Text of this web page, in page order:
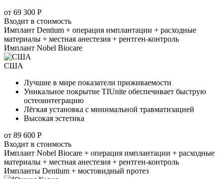
от 69 300 Р
Входит в стоимость
Имплант Dentium + операция имплантации + расходные
материалы + местная анестезия + рентген-контроль
Имплант Nobel Biocare
США
Лучшие в мире показатели приживаемости
Уникальное покрытие TIUnite обеспечивает быструю
остеоинтеграцию
Лёгкая установка с минимальной травматизацией
Высокая эстетика
от 89 600 Р
Входит в стоимость
Имплант Nobel Biocare + операция имплантации + расходные
материалы + местная анестезия + рентген-контроль
Импланты Dentium + мостовидный протез